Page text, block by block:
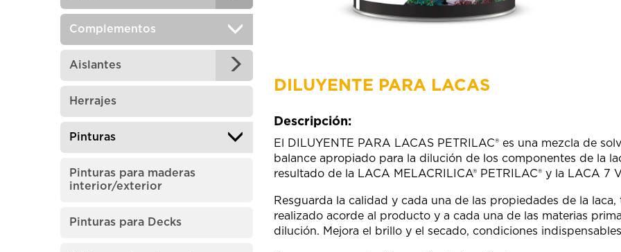
Complementos
Aislantes
Herrajes
Pinturas
Pinturas para maderas
interior/exterior
Pinturas para Decks
DILUYENTE PARA LACAS
Descripción:
El DILUYENTE PARA LACAS PETRILAC® es una mezcla de
balance apropiado para la dilución de los componentes de la
resultado de la LACA MELACRILICA® PETRILAC® y la LACA 7
Resguarda la calidad y cada una de las propiedades de la
realizado acorde al producto y a cada una de las materias
dilución. Mejora el brillo y el secado, condiciones